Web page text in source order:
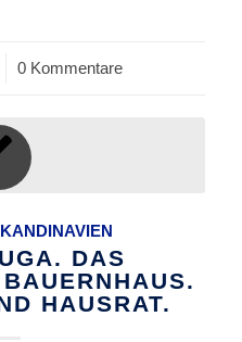
0 Kommentare
DAS
HAUSRAT.